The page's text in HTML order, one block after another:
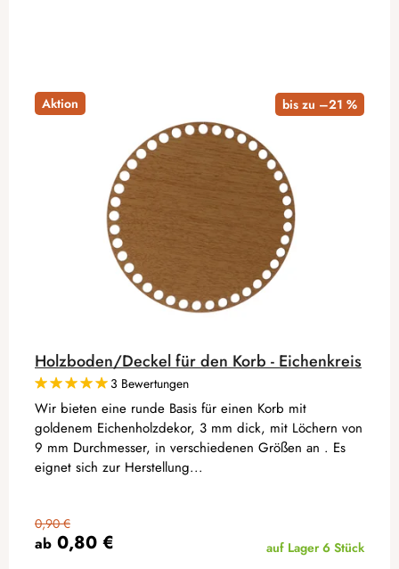
Aktion bis zu –21 %
Holzboden/Deckel für den Korb - Eichenkreis
3 Bewertungen
ab 0,80 €
0,90 €
auf Lager 6 Stück
Wir bieten eine runde Basis für einen Korb mit
goldenem Eichenholzdekor, 3 mm dick, mit Löchern von
9 mm Durchmesser, in verschiedenen Größen an . Es
eignet sich zur Herstellung...